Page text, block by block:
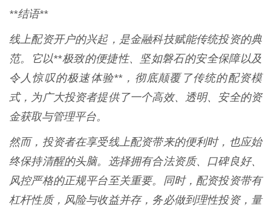
**结语**
线上配资开户的兴起，是金融科技赋能传统投资的典
范。它以**极致的便捷性、坚如磐石的安全保障以及
令人惊叹的极速体验**，彻底颠覆了传统的配资模
式，为广大投资者提供了一个高效、透明、安全的资
金获取与管理平台。
然而，投资者在享受线上配资带来的便利时，也应始
终保持清醒的头脑。选择拥有合法资质、口碑良好、
风控严格的正规平台至关重要。同时，配资投资带有
杠杆性质，风险与收益并存，务必做到理性投资，量